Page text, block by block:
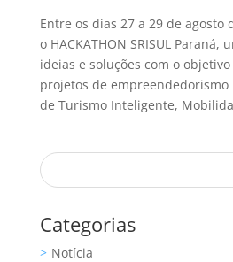
Entre os dias 27 a 29 de agosto
o HACKATHON SRISUL Paraná,
ideias e soluções com o
projetos de empreendedorismo
de Turismo Inteligente,
Categorias
Notícia